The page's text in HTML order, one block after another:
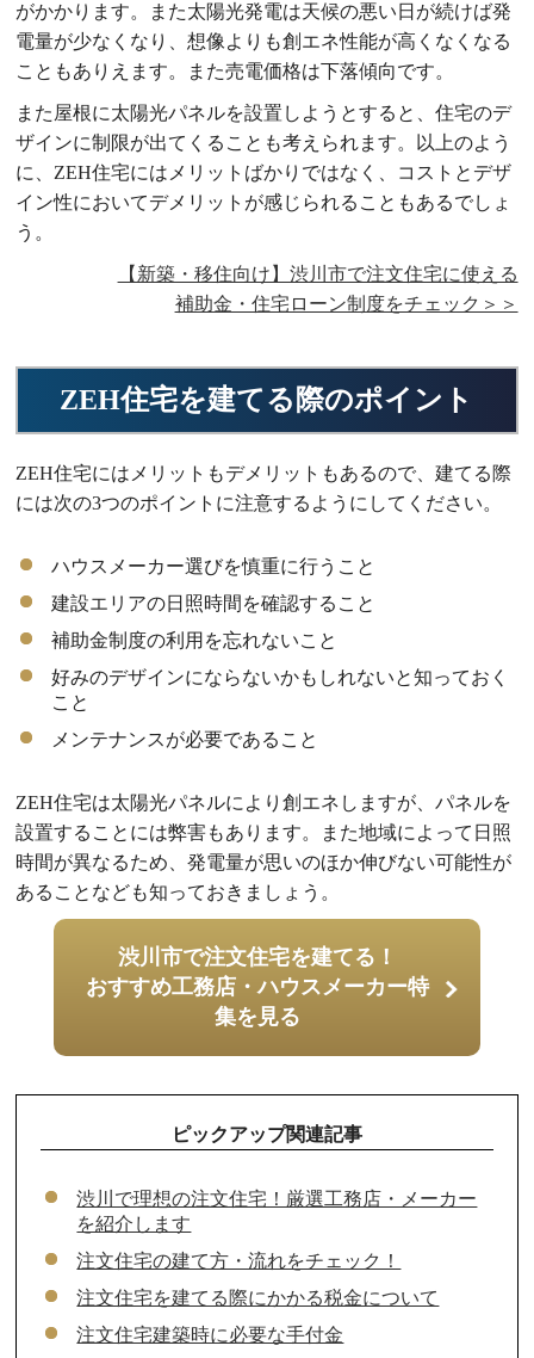
がかかります。また太陽光発電は天候の悪い日が続けば発
電量が少なくなり、想像よりも創エネ性能が高くなくなる
こともありえます。また売電価格は下落傾向です。
また屋根に太陽光パネルを設置しようとすると、住宅のデ
ザインに制限が出てくることも考えられます。以上のよう
に、ZEH住宅にはメリットばかりではなく、コストとデザ
イン性においてデメリットが感じられることもあるでしょ
う。
【新築・移住向け】渋川市で注文住宅に使える
補助金・住宅ローン制度をチェック＞＞
ZEH住宅を建てる際のポイント
ZEH住宅にはメリットもデメリットもあるので、建てる際
には次の3つのポイントに注意するようにしてください。
ハウスメーカー選びを慎重に行うこと
建設エリアの日照時間を確認すること
補助金制度の利用を忘れないこと
好みのデザインにならないかもしれないと知っておく
こと
メンテナンスが必要であること
ZEH住宅は太陽光パネルにより創エネしますが、パネルを
設置することには弊害もあります。また地域によって日照
時間が異なるため、発電量が思いのほか伸びない可能性が
あることなども知っておきましょう。
渋川市で注文住宅を建てる！
おすすめ工務店・ハウスメーカー特
集を見る
ピックアップ関連記事
渋川で理想の注文住宅！厳選工務店・メーカー
を紹介します
注文住宅の建て方・流れをチェック！
注文住宅を建てる際にかかる税金について
注文住宅建築時に必要な手付金